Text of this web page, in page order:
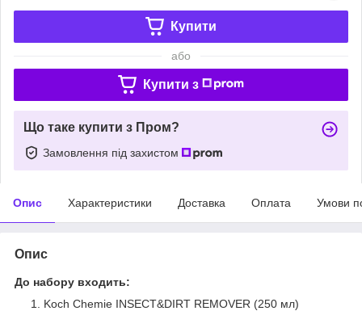
Купити
або
Купити з
Що таке купити з Пром?
Замовлення під захистом
Опис Характеристики Доставка Оплата Умови
Опис
До набору входить:
Koch Chemie INSECT&DIRT REMOVER (250 мл)